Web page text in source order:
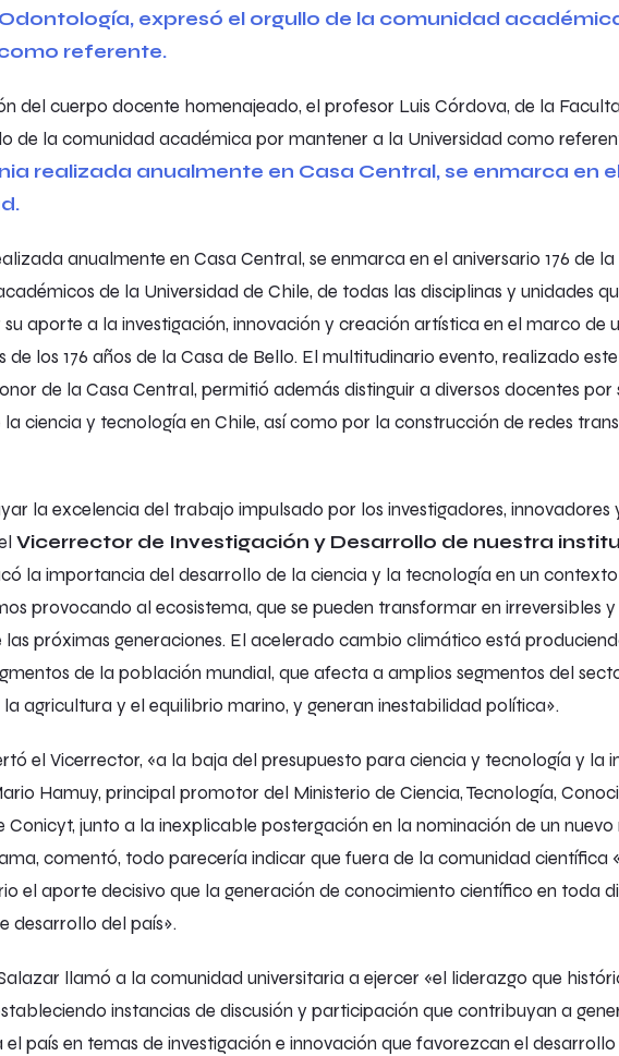
del cuerpo docente homenajeado, el profesor Luis Córdova, de la
de la comunidad académica por mantener a la Universidad como
anualmente en Casa Central, se enmarca en el aniversario 176 de la
de la Universidad de Chile, de todas las disciplinas y unidades
aporte a la investigación, innovación y creación artística en el marco de
los 176 años de la Casa de Bello. El multitudinario evento, realizado
de la Casa Central, permitió además distinguir a diversos docentes
la ciencia y tecnología en Chile, así como por la construcción de redes
la excelencia del trabajo impulsado por los investigadores, innovadores
Vicerrector de Investigación y Desarrollo de nuestra
la importancia del desarrollo de la ciencia y la tecnología en un
provocando al ecosistema, que se pueden transformar en irreversibles
las próximas generaciones. El acelerado cambio climático está
de la población mundial, que afecta a amplios segmentos del
agricultura y el equilibrio marino, y generan inestabilidad política».
el Vicerrector, «a la baja del presupuesto para ciencia y tecnología y la
Hamuy, principal promotor del Ministerio de Ciencia, Tecnología,
Conicyt, junto a la inexplicable postergación en la nominación de un nuevo
comentó, todo parecería indicar que fuera de la comunidad científica
el aporte decisivo que la generación de conocimiento científico en toda
desarrollo del país».
llamó a la comunidad universitaria a ejercer «el liderazgo que
instancias de discusión y participación que contribuyan a
país en temas de investigación e innovación que favorezcan el